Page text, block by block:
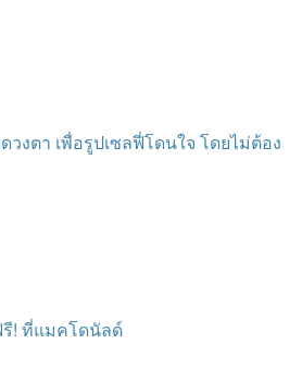
วงตา เพื่อรูปเซลฟี่โดนใจ โดยไม่ต้อง
! ที่แมคโดนัลด์